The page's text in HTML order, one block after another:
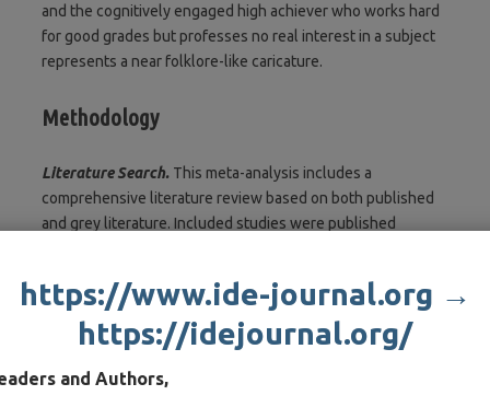
and the cognitively engaged high achiever who works hard
for good grades but professes no real interest in a subject
represents a near folklore-like caricature.
Methodology
Literature Search. This meta-analysis includes a
comprehensive literature review based on both published
and grey literature. Included studies were published
English. As causality was not desired, the search
accommodated a variety of methodological designs, including
experimental, quasi-experimental, repeated measures,
correlational (e.g., correlational, regression), and ex post
https://www.ide-journal.org →
https://idejournal.org/
and Authors,